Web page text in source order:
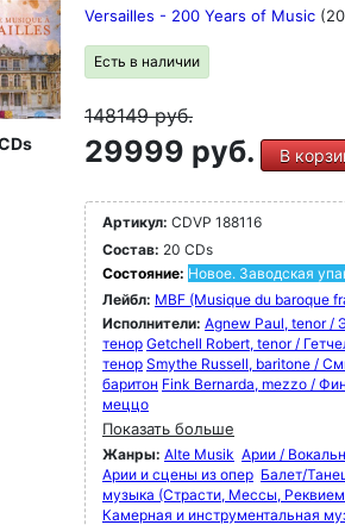
Versailles - 200 Years of Music
Есть в наличии
148149руб.
29999 руб. В
Артикул: CDVP 188116
Состав: 20 CDs
Состояние: Новое. Заводская
Лейбл: MBF (Musique du baroque
Исполнители: Agnew Paul, tenor /
тенор Getchell Robert, tenor /
тенор Smythe Russell, baritone /
баритон Fink Bernarda, mezzo /
меццо
Показать больше
Жанры: Alte Musik Арии /
Арии и сцены из опер Балет/
музыка (Страсти, Мессы,
Камерная и инструментальная